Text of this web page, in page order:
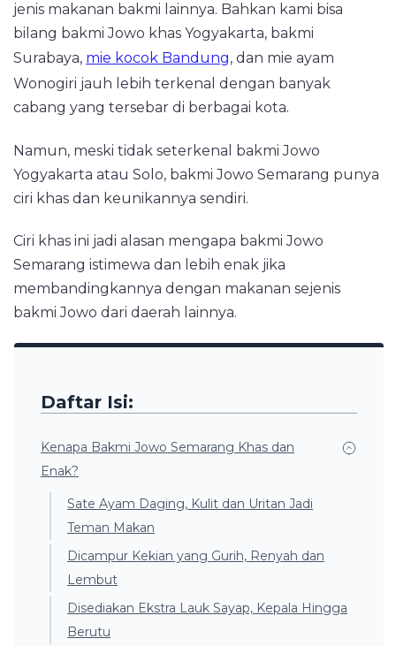
jenis makanan bakmi lainnya. Bahkan kami bisa
bilang bakmi Jowo khas Yogyakarta, bakmi
Surabaya, mie kocok Bandung, dan mie ayam
Wonogiri jauh lebih terkenal dengan banyak
cabang yang tersebar di berbagai kota.
Namun, meski tidak seterkenal bakmi Jowo
Yogyakarta atau Solo, bakmi Jowo Semarang punya
ciri khas dan keunikannya sendiri.
Ciri khas ini jadi alasan mengapa bakmi Jowo
Semarang istimewa dan lebih enak jika
membandingkannya dengan makanan sejenis
bakmi Jowo dari daerah lainnya.
Daftar Isi:
Kenapa Bakmi Jowo Semarang Khas dan
Enak?
Sate Ayam Daging, Kulit dan Uritan Jadi
Teman Makan
Dicampur Kekian yang Gurih, Renyah dan
Lembut
Disediakan Ekstra Lauk Sayap, Kepala Hingga
Berutu